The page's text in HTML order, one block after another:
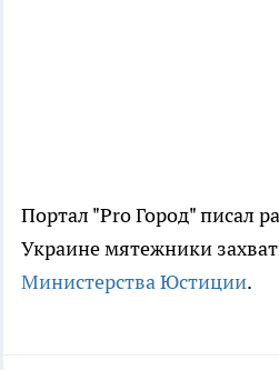
Портал "Pro Город" писал
Украине мятежники
Министерства Юстиции.